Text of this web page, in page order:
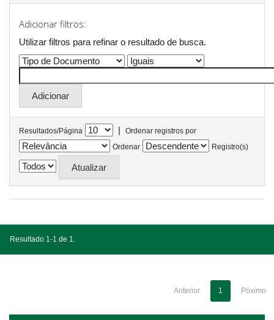
Adicionar filtros:
Utilizar filtros para refinar o resultado de busca.
Resultados/Página |
Ordenar registros por
Ordenar
Registro(s)
Resultado 1-1 de 1.
Anterior 1 Póximo